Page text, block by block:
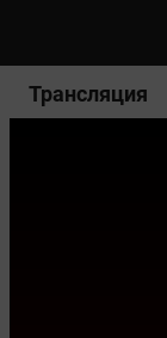
Трансляция